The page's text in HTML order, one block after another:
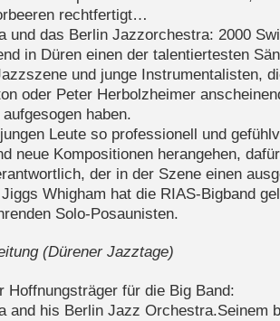
rechtfertigt…
und das Berlin Jazzorchestra: 2000
in Düren einen der talentiertesten
und junge Instrumentalisten,
oder Peter Herbolzheimer
haben.
Leute so professionell und
neue Kompositionen herangehen,
der in der Szene einen
Whigham hat die RIAS-Bigband
Solo-Posaunisten.
(Dürener Jazztage)
Hoffnungsträger für die Big Band:
and his Berlin Jazz Orchestra.Seinem